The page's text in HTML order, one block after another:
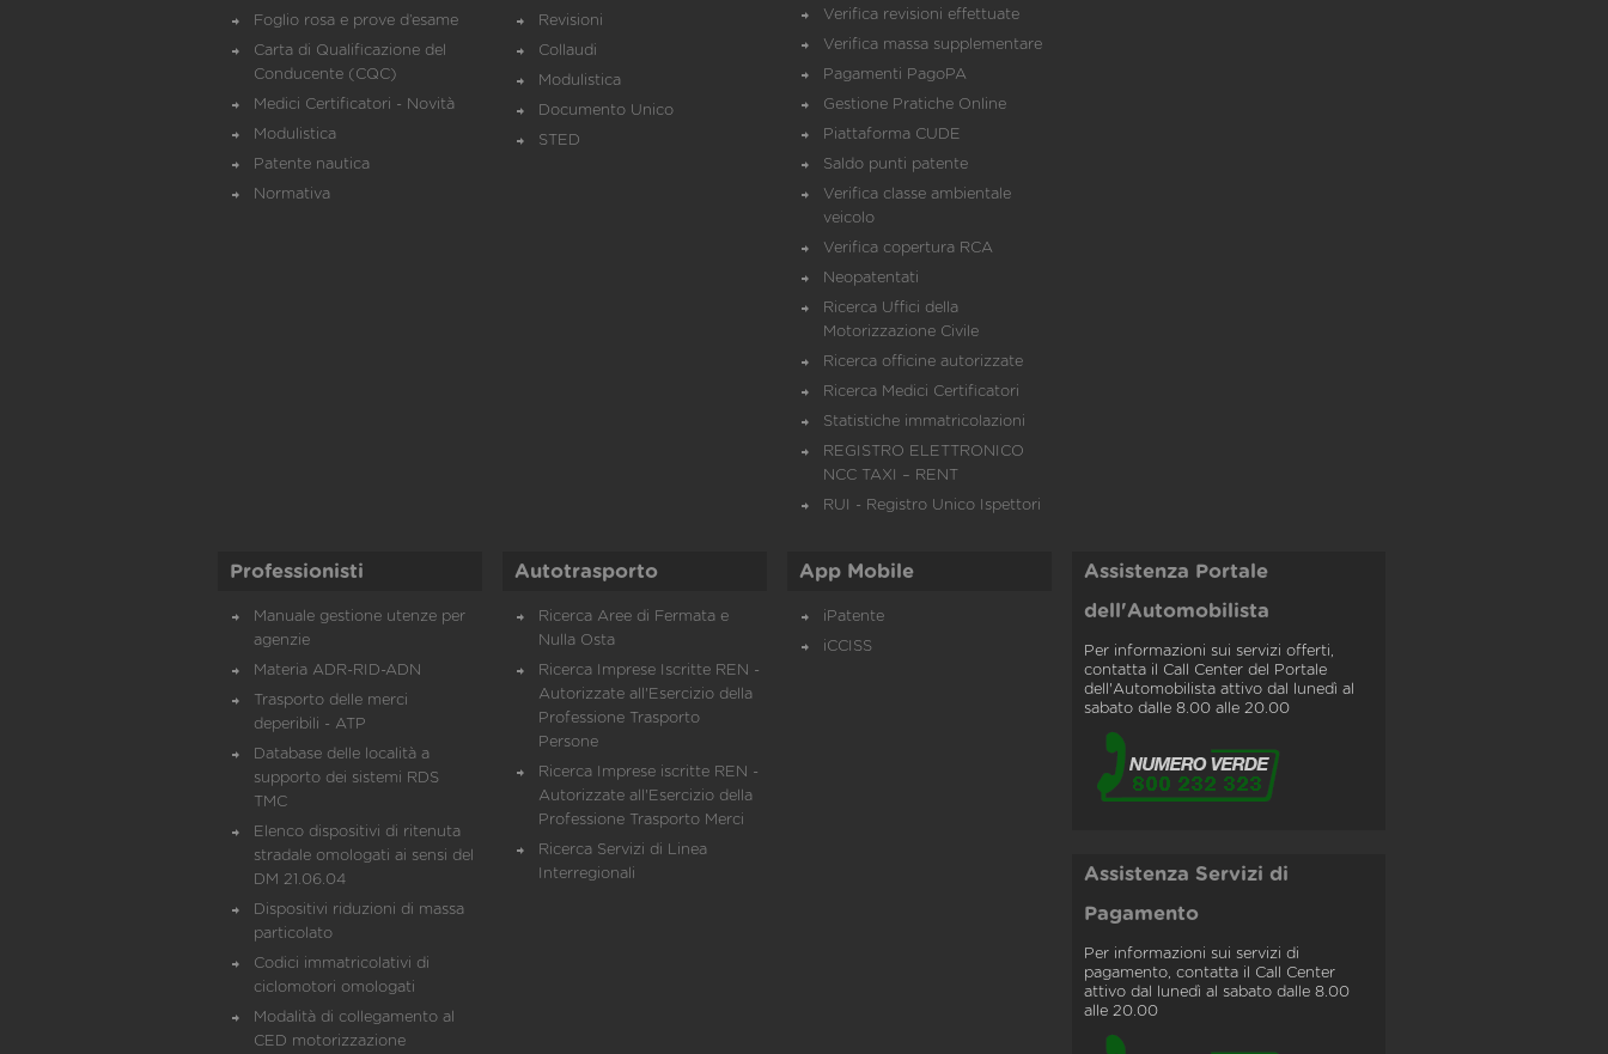
Foglio rosa e prove d’esame
Carta di Qualificazione del
Conducente (CQC)
Medici Certificatori - Novità
Modulistica
Patente nautica
Normativa
Revisioni
Collaudi
Modulistica
Documento Unico
STED
Verifica revisioni effettuate
Verifica massa supplementare
Pagamenti PagoPA
Gestione Pratiche Online
Piattaforma CUDE
Saldo punti patente
Verifica classe ambientale
veicolo
Verifica copertura RCA
Neopatentati
Ricerca Uffici della
Motorizzazione Civile
Ricerca officine autorizzate
Ricerca Medici Certificatori
Statistiche immatricolazioni
REGISTRO ELETTRONICO
NCC TAXI – RENT
RUI - Registro Unico Ispettori
Professionisti
Manuale gestione utenze per
agenzie
Materia ADR-RID-ADN
Trasporto delle merci
deperibili - ATP
Database delle località a
supporto dei sistemi RDS
TMC
Elenco dispositivi di ritenuta
stradale omologati ai sensi del
DM 21.06.04
Dispositivi riduzioni di massa
particolato
Codici immatricolativi di
ciclomotori omologati
Modalità di collegamento al
CED motorizzazione
Autotrasporto
Ricerca Aree di Fermata e
Nulla Osta
Ricerca Imprese Iscritte REN -
Autorizzate all'Esercizio della
Professione Trasporto
Persone
Ricerca Imprese iscritte REN -
Autorizzate all'Esercizio della
Professione Trasporto Merci
Ricerca Servizi di Linea
Interregionali
App Mobile
iPatente
iCCISS
Assistenza Portale
dell'Automobilista
Per informazioni sui servizi offerti,
contatta il Call Center del Portale
dell'Automobilista attivo dal lunedì al
sabato dalle 8.00 alle 20.00
Assistenza Servizi di
Pagamento
Per informazioni sui servizi di
pagamento, contatta il Call Center
attivo dal lunedì al sabato dalle 8.00
alle 20.00